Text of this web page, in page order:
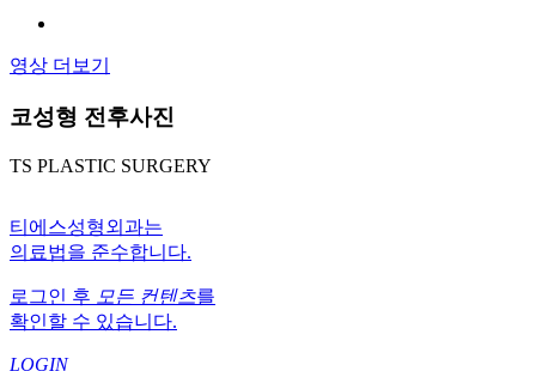
영상 더보기
코성형 전후사진
TS PLASTIC SURGERY
티에스성형외과는
의료법을 준수합니다.
로그인 후 모든 컨텐츠를
확인할 수 있습니다.
LOGIN